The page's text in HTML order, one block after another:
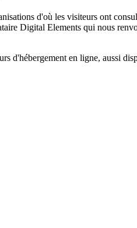
d'où les visiteurs ont
Digital Elements qui nous
d'hébergement en ligne, aussi